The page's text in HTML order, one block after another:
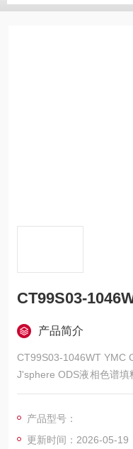
产品简介
J'sphere ODS液相色谱填
率不同的ODS填料，不
果。J'sphere ODS液相
合相之间的相互作用，如
产品型号：
更新时间：2026-05-19